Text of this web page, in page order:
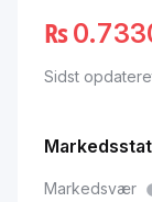
₨
Sidst
Markedsvær